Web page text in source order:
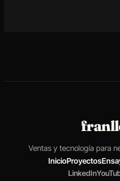
Ventas y tecnología para
InicioProyectos
LinkedIn